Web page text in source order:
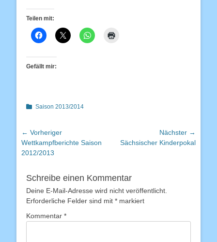
Teilen mit:
Gefällt mir:
Kategorien
Saison 2013/2014
Beitragsnavigation
← Vorheriger
Vorheriger
Beitrag:
Wettkampfberichte Saison
2012/2013
Nächster →
Nächster
Sächsischer Kinderpokal
Schreibe einen Kommentar
Deine E-Mail-Adresse wird nicht veröffentlicht.
Erforderliche Felder sind mit * markiert
Kommentar *